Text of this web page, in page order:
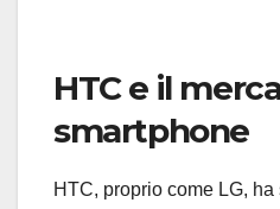
HTC e il
smartphone
HTC, proprio come LG,